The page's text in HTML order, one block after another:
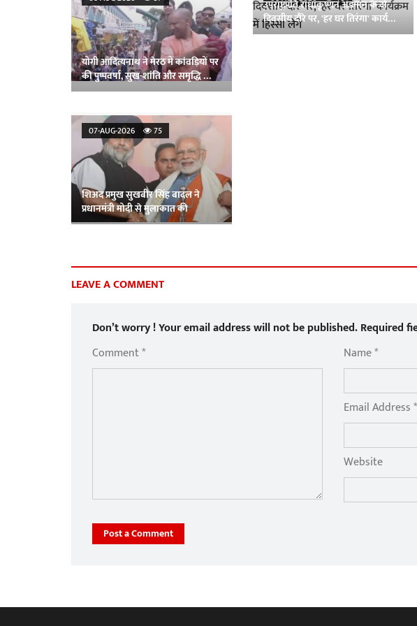
योगी आदित्यनाथ ने मेरठ में कांवड़ियों पर
की पुष्पवर्षा, सुख-शांति और समृद्धि की
कामना की
उपराष्ट्रपति राधाकृष्णन अंडमान के दो
दिवसीय दौरे पर, 'हर घर तिरंगा' कार्यक्रम
में हिस्सा लेंगे
07-AUG-2026 75
शिअद प्रमुख सुखबीर सिंह बादल ने
प्रधानमंत्री मोदी से मुलाकात की
LEAVE A COMMENT
Don’t worry ! Your email address will not be published. Required
Comment *
Name *
Email Address *
Website
Post a Comment